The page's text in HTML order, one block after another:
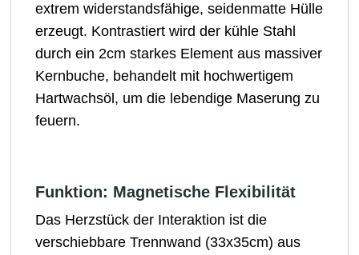
extrem widerstandsfähige, seidenmatte Hülle
erzeugt. Kontrastiert wird der kühle Stahl
durch ein 2cm starkes Element aus massiver
Kernbuche, behandelt mit hochwertigem
Hartwachsöl, um die lebendige Maserung zu
feuern.
Funktion: Magnetische Flexibilität
Das Herzstück der Interaktion ist die
verschiebbare Trennwand (33x35cm) aus